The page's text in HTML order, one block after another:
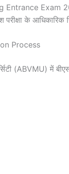
Entrance Exam
के आधिकारिक
Process
(ABVMU) में